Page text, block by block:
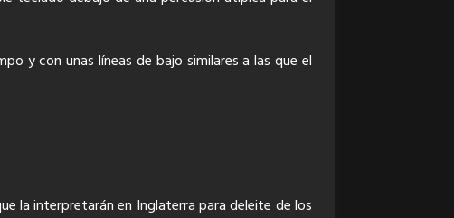
y con unas líneas de bajo similares a las que el
la interpretarán en Inglaterra para deleite de los